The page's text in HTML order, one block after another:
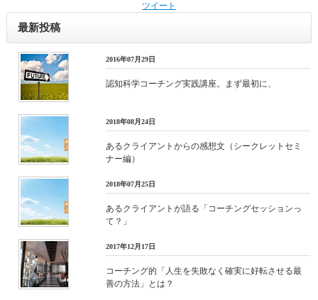
ツイート
最新投稿
2016年07月29日
認知科学コーチング実践講座。まず最初に、
2018年08月24日
あるクライアントからの感想文（シークレットセミ
ナー編）
2018年07月25日
あるクライアントが語る「コーチングセッションっ
て？」
2017年12月17日
コーチング的「人生を失敗なく確実に好転させる最
善の方法」とは？